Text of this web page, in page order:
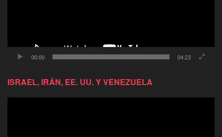
00:00 04:23
ISRAEL, IRÁN, EE. UU. Y VENEZUELA